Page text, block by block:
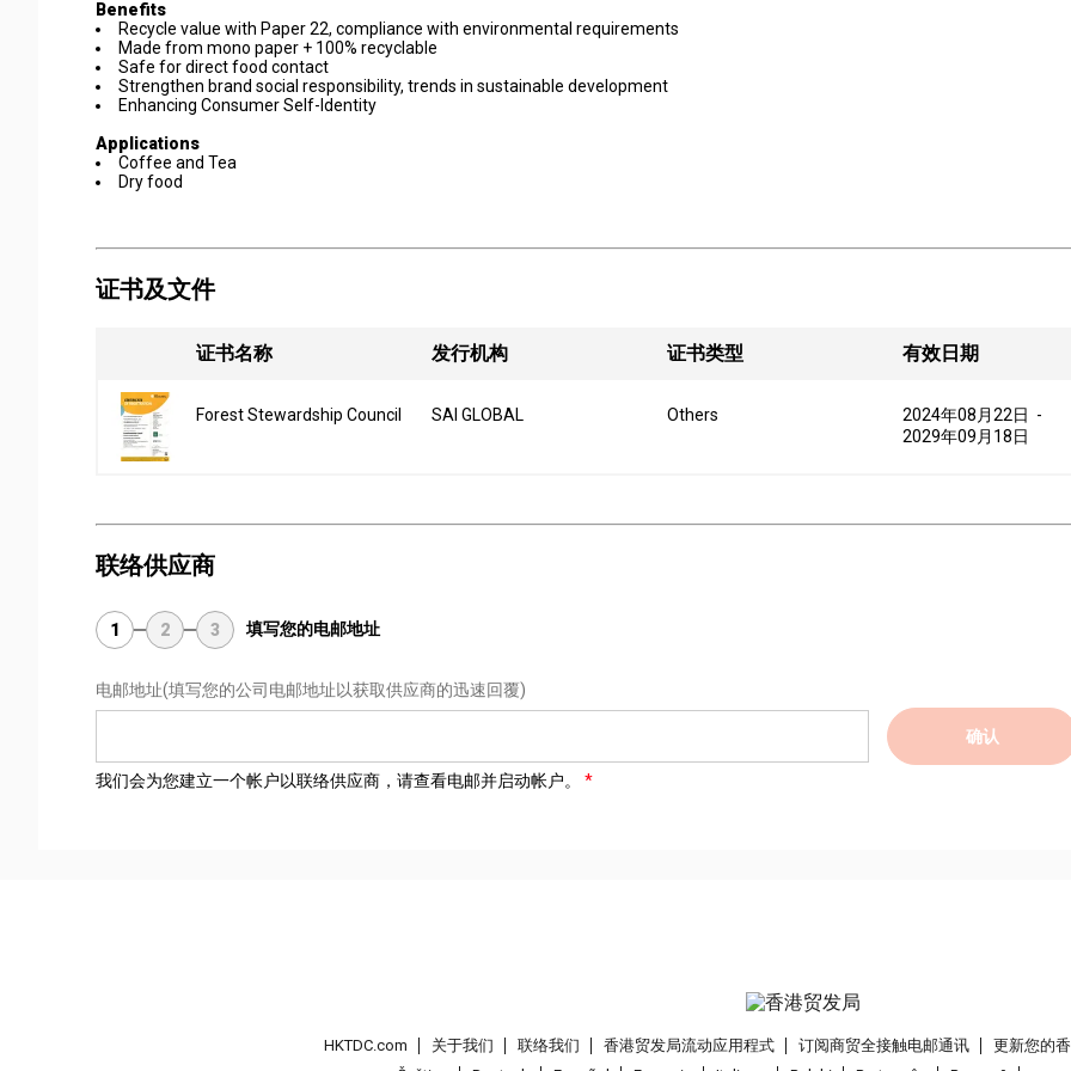
Benefits
Recycle value with Paper 22, compliance with environmental requirements
Made from mono paper + 100% recyclable
Safe for direct food contact
Strengthen brand social responsibility, trends in sustainable development
Enhancing Consumer Self-Identity
Applications
Coffee and Tea
Dry food
证书及文件
证书名称 发行机构 证书类型 有效日期
Forest Stewardship Council SAI GLOBAL Others 2024年08月22日 -
2029年09月18日
联络供应商
1 2 3 填写您的电邮地址
电邮地址(填写您的公司电邮地址以获取供应商的迅速回覆)
确认
我们会为您建立一个帐户以联络供应商，请查看电邮并启动帐户。
HKTDC.com 关于我们 联络我们 香港贸发局流动应用程式 订阅商贸全接触电邮通讯
更新您的